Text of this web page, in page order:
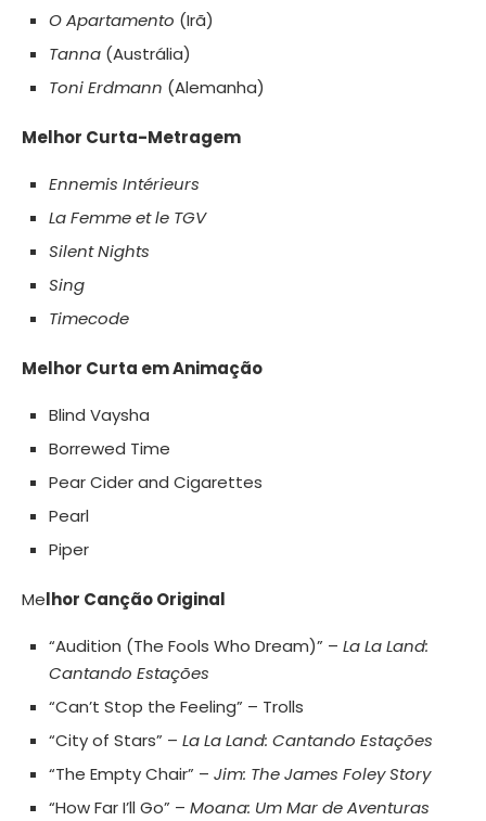
O Apartamento (Irã)
Tanna (Austrália)
Toni Erdmann (Alemanha)
Melhor Curta-Metragem
Ennemis Intérieurs
La Femme et le TGV
Silent Nights
Sing
Timecode
Melhor Curta em Animação
Blind Vaysha
Borrewed Time
Pear Cider and Cigarettes
Pearl
Piper
Melhor Canção Original
“Audition (The Fools Who Dream)” – La La Land:
Cantando Estações
“Can’t Stop the Feeling” – Trolls
“City of Stars” – La La Land: Cantando Estações
“The Empty Chair” – Jim: The James Foley Story
“How Far I’ll Go” – Moana: Um Mar de Aventuras